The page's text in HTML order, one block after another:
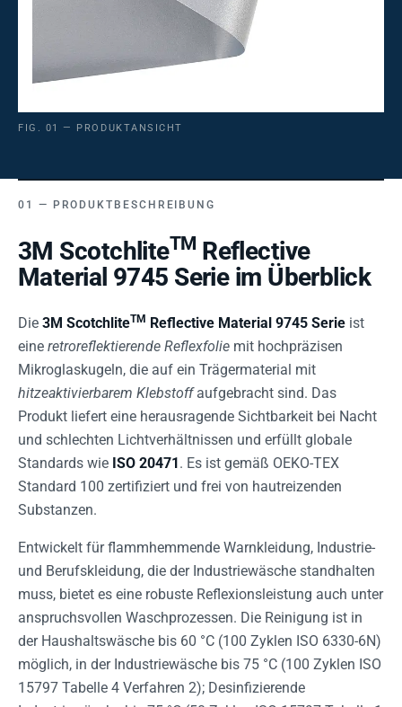
FIG. 01 — PRODUKTANSICHT
PRODUKTBESCHREIBUNG
3M ScotchliteTM Reflective
Material 9745 Serie im Überblick
Die 3M ScotchliteTM Reflective Material 9745 Serie ist
eine retroreflektierende Reflexfolie mit hochpräzisen
Mikroglaskugeln, die auf ein Trägermaterial mit
hitzeaktivierbarem Klebstoffaufgebracht sind. Das
Produkt liefert eine herausragende Sichtbarkeit bei Nacht
und schlechten Lichtverhältnissen und erfüllt globale
Standards wie ISO 20471. Es ist gemäß OEKO-TEX
Standard 100 zertifiziert und frei von hautreizenden
Substanzen.
Entwickelt für flammhemmende Warnkleidung, Industrie-
und Berufskleidung, die der Industriewäsche standhalten
muss, bietet es eine robuste Reflexionsleistung auch unter
anspruchsvollen Waschprozessen. Die Reinigung ist in
der Haushaltswäsche bis 60 °C (100 Zyklen ISO 6330-6N)
möglich, in der Industriewäsche bis 75 °C (100 Zyklen ISO
15797 Tabelle 4 Verfahren 2); Desinfizierende